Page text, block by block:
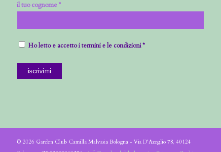
il tuo cognome *
Ho letto e accetto i termini e le condizioni *
© 2026 Garden Club Camilla Malvasia Bologna - Via D'Azeglio 78, 40124